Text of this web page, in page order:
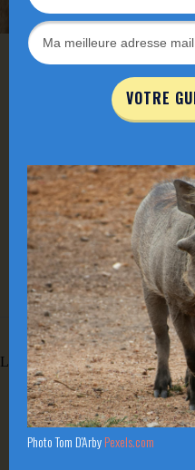
Thokozile Gasa à
Charte de la
Laisser un commentaire
VOTRE
Photo Tom D'ArbyPexels.com